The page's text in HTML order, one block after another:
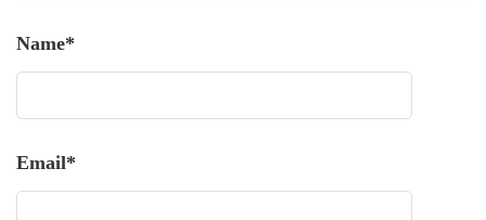
Name*
Email*